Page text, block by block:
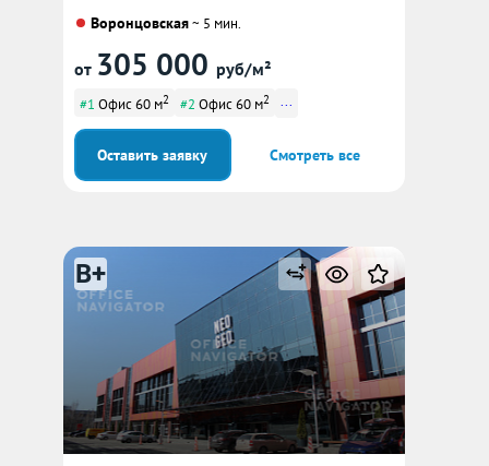
Воронцовская~ 5 мин.
от 305 000 руб/м²
#1 Офис 60 м2 #2 Офис 60 м2 ...
Оставить заявку Смотреть все
B+